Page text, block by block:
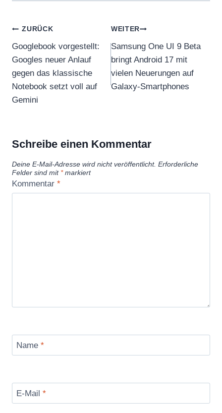
Beitragsnavigation
ZURÜCK
Googlebook vorgestellt:
Googles neuer Anlauf
gegen das klassische
Notebook setzt voll auf
Gemini
WEITER
Samsung One UI 9 Beta
bringt Android 17 mit
vielen Neuerungen auf
Galaxy-Smartphones
Schreibe einen Kommentar
Deine E-Mail-Adresse wird nicht veröffentlicht. Erforderliche
Felder sind mit *markiert
Kommentar *
Name *
E-Mail *